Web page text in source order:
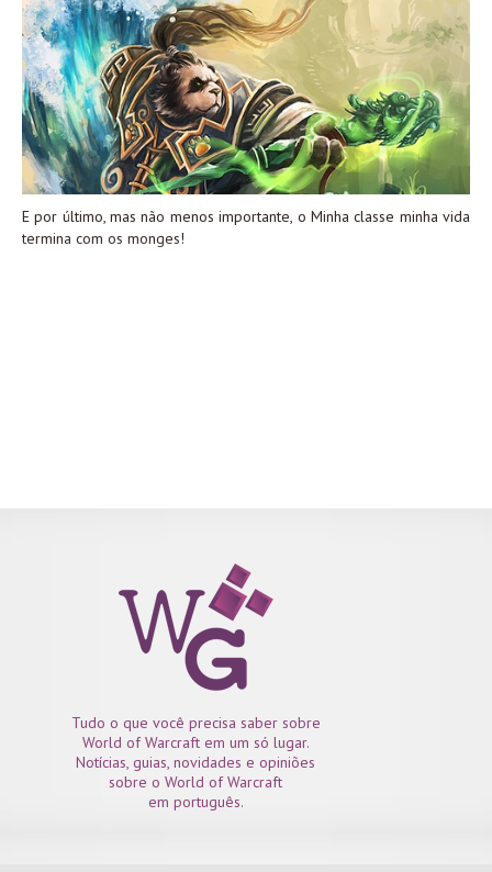
E por último, mas não menos importante, o Minha classe minha vida
termina com os monges!
Tudo o que você precisa saber sobre
World of Warcraft em um só lugar.
Notícias, guias, novidades e opiniões
sobre o World of Warcraft
em português.